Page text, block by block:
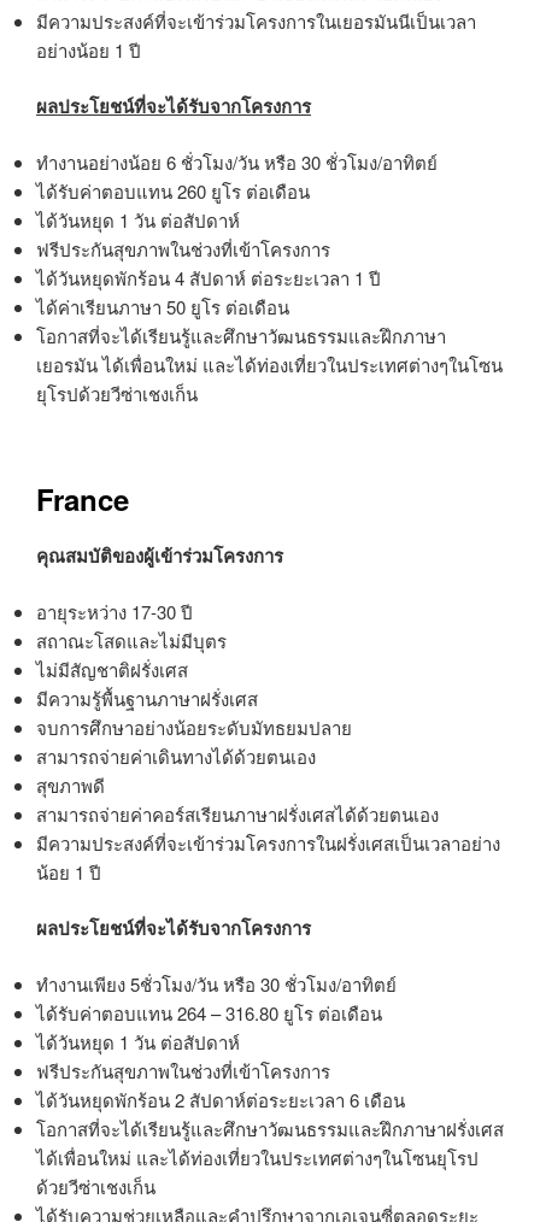
มีความประสงค์ที่จะเข้าร่วมโครงการในเยอรมันนีเป็นเวลา
อย่างน้อย 1 ปี
ผลประโยชน์ที่จะได้รับจากโครงการ
ทำงานอย่างน้อย 6 ชั่วโมง/วัน หรือ 30 ชั่วโมง/อาทิตย์
ได้รับค่าตอบแทน 260 ยูโร ต่อเดือน
ได้วันหยุด 1 วัน ต่อสัปดาห์
ฟรีประกันสุขภาพในช่วงที่เข้าโครงการ
ได้วันหยุดพักร้อน 4 สัปดาห์ ต่อระยะเวลา 1 ปี
ได้ค่าเรียนภาษา 50 ยูโร ต่อเดือน
โอกาสที่จะได้เรียนรู้และศึกษาวัฒนธรรมและฝึกภาษา
เยอรมัน ได้เพื่อนใหม่ และได้ท่องเที่ยวในประเทศต่างๆในโซน
ยุโรปด้วยวีซ่าเชงเก็น
France
คุณสมบัติของผู้เข้าร่วมโครงการ
อายุระหว่าง 17-30 ปี
สถาณะโสดและไม่มีบุตร
ไม่มีสัญชาติฝรั่งเศส
มีความรู้พื้นฐานภาษาฝรั่งเศส
จบการศึกษาอย่างน้อยระดับมัทธยมปลาย
สามารถจ่ายค่าเดินทางได้ด้วยตนเอง
สุขภาพดี
สามารถจ่ายค่าคอร์สเรียนภาษาฝรั่งเศสได้ด้วยตนเอง
มีความประสงค์ที่จะเข้าร่วมโครงการในฝรั่งเศสเป็นเวลาอย่าง
น้อย 1 ปี
ผลประโยชน์ที่จะได้รับจากโครงการ
ทำงานเพียง 5ชั่วโมง/วัน หรือ 30 ชั่วโมง/อาทิตย์
ได้รับค่าตอบแทน 264 – 316.80 ยูโร ต่อเดือน
ได้วันหยุด 1 วัน ต่อสัปดาห์
ฟรีประกันสุขภาพในช่วงที่เข้าโครงการ
ได้วันหยุดพักร้อน 2 สัปดาห์ต่อระยะเวลา 6 เดือน
โอกาสที่จะได้เรียนรู้และศึกษาวัฒนธรรมและฝึกภาษาฝรั่งเศส
ได้เพื่อนใหม่ และได้ท่องเที่ยวในประเทศต่างๆในโซนยุโรป
ด้วยวีซ่าเชงเก็น
ได้รับความช่วยเหลือและคำปรึกษาจากเอเจนซี่ตลอดระยะ